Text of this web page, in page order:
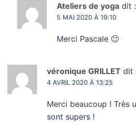
Ateliers de yoga dit :
5 MAI 2020 À 19:10
Merci Pascale 🙂
véronique GRILLET dit
4 AVRIL 2020 À 13:25
Merci beaucoup ! Très
sont supers !